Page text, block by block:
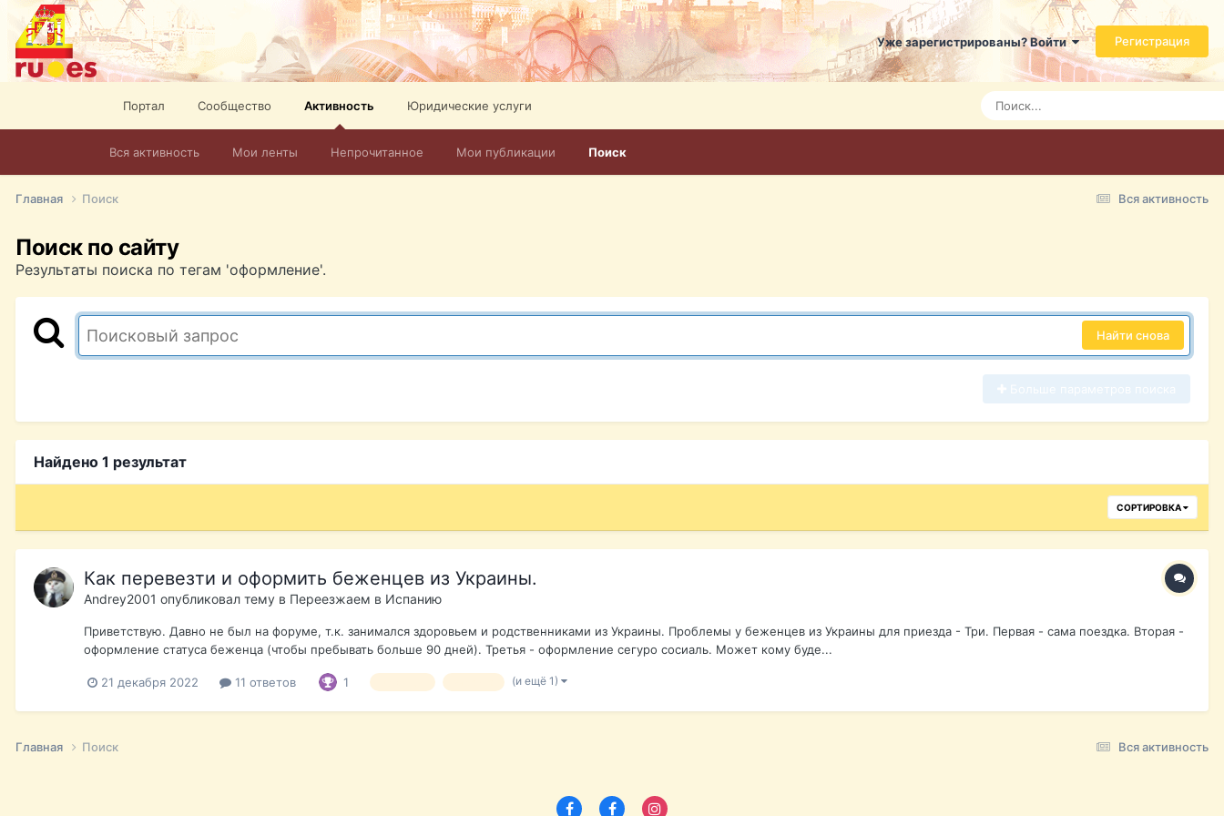
Уже зарегистрированы? Войти Регистрация
Портал Сообщество Активность
Вся активность Мои ленты Непрочитанное Мои публикации Поиск
Юридические услуги
Вся активность
Главная Поиск
Поиск по сайту
Результаты поиска по тегам 'оформление'.
Найти снова
Найдено 1 результат
СОРТИРОВКА
Как перевезти и оформить беженцев из Украины.
Andrey2001 опубликовал тему в Переезжаем в Испанию
Приветствую. Давно не был на форуме, т.к. занимался здоровьем и родственниками из Украины. Проблемы у беженцев из Украины для приезда - Три. Первая - сама поездка. Вторая -
оформление статуса беженца (чтобы пребывать больше 90 дней). Третья - оформление сегуро сосиаль. Может кому буде...
21 декабря 2022 11 ответов 1 (и ещё 1)
Вся активность
Главная Поиск